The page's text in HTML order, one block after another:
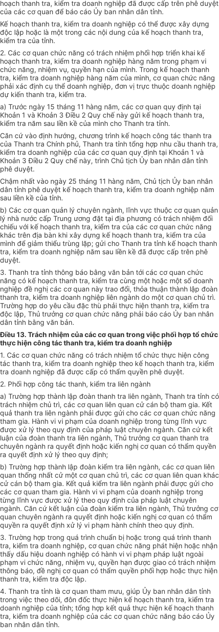
hoạch thanh tra, kiểm tra doanh nghiệp đã được cấp trên phê duyệt
của các cơ quan để báo cáo Ủy ban nhân dân tỉnh.
Kế hoạch thanh tra, kiểm tra doanh nghiệp có thể được xây dựng
độc lập hoặc là một trong các nội dung của kế hoạch thanh tra,
kiểm tra của tỉnh.
2. Các cơ quan chức năng có trách nhiệm phối hợp triển khai kế
hoạch thanh tra, kiểm tra doanh nghiệp hàng năm trong phạm vi
chức năng, nhiệm vụ, quyền hạn của mình. Trong kế hoạch thanh
tra, kiểm tra doanh nghiệp hàng năm của mình, cơ quan chức năng
phải xác định cụ thể doanh nghiệp, đơn vị trực thuộc doanh nghiệp
dự kiến thanh tra, kiểm tra.
a) Trước ngày 15 tháng 11 hàng năm, các cơ quan quy định tại
Khoản 1 và Khoản 3 Điều 2 Quy chế này gửi kế hoạch thanh tra,
kiểm tra năm sau liền kề của mình cho Thanh tra tỉnh.
Căn cứ vào định hướng, chương trình kế hoạch công tác thanh tra
của Thanh tra Chính phủ, Thanh tra tỉnh tổng hợp nhu cầu thanh tra,
kiểm tra doanh nghiệp của các cơ quan quy định tại Khoản 1 và
Khoản 3 Điều 2 Quy chế này, trình Chủ tịch Ủy ban nhân dân tỉnh
phê duyệt.
Chậm nhất vào ngày 25 tháng 11 hàng năm, Chủ tịch Ủy ban nhân
dân tỉnh phê duyệt kế hoạch thanh tra, kiểm tra doanh nghiệp năm
sau liền kề của tỉnh.
b) Các cơ quan quản lý chuyên ngành, lĩnh vực thuộc cơ quan quản
lý nhà nước cấp Trung ương đặt tại địa phương có trách nhiệm đối
chiếu với kế hoạch thanh tra, kiểm tra của các cơ quan chức năng
khác trên địa bàn khi xây dựng kế hoạch thanh tra, kiểm tra của
mình để giảm thiểu trùng lặp; gửi cho Thanh tra tỉnh kế hoạch thanh
tra, kiểm tra doanh nghiệp năm sau liền kề đã được cấp trên phê
duyệt.
3. Thanh tra tỉnh thông báo bằng văn bản tới các cơ quan chức
năng có kế hoạch thanh tra, kiểm tra cùng một hoặc một sốdoanh
nghiệp đề nghị các cơ quan này trao đổi, thỏa thuận thành lập đoàn
thanh tra, kiểm tra doanh nghiệp liên ngành do một cơ quan chủ trì.
Trường hợp do yêu cầu đặc thù phải thực hiện thanh tra, kiểm tra
độc lập, Thủ trưởng cơ quan chức năng phải báo cáo Ủy ban nhân
dân tỉnh bằng văn bản.
Điều 13. Trách nhiệm của các cơ quan trong việc phối hợp tổ chức
thực hiện công tác thanh tra, kiểm tra doanh nghiệp
1. Các cơ quan chức năng có trách nhiệm tổ chức thực hiện công
tác thanh tra, kiểm tra doanh nghiệp theo kế hoạch thanh tra, kiểm
tra doanh nghiệp đã được cấp có thẩm quyền phê duyệt.
2. Phối hợp công tác thanh, kiểm tra liên ngành
a) Trường hợp thành lập đoàn thanh tra liên ngành, Thanh tra tỉnh có
trách nhiệm chủ trì, các cơ quan liên quan cử cán bộ tham gia. Kết
quả thanh tra liên ngành phải được gửi cho các cơ quan chức năng
tham gia. Hành vi vi phạm của doanh nghiệp trong từng lĩnh vực
được xử lý theo quy định của pháp luật chuyên ngành. Căn cứ kết
luận của đoàn thanh tra liên ngành, Thủ trưởng cơ quan thanh tra
chuyên ngành ra quyết định hoặc kiến nghị cơ quan có thẩm quyền
ra quyết định xử lý theo quy định;
b) Trường hợp thành lập đoàn kiểm tra liên ngành, các cơ quan liên
quan thống nhất cử một cơ quan chủ trì, các cơ quan liên quan khác
cử cán bộ tham gia. Kết quả kiểm tra liên ngành phải được gửi cho
các cơ quan tham gia. Hành vi vi phạm của doanh nghiệp trong
từng lĩnh vực được xử lý theo quy định của pháp luật chuyên
ngành. Căn cứ kết luận của đoàn kiểm tra liên ngành, Thủ trưởng cơ
quan chuyên ngành ra quyết định hoặc kiến nghị cơ quan có thẩm
quyền ra quyết định xử lý vi phạm hành chính theo quy định.
3. Trường hợp trong quá trình chuẩn bị hoặc trong quá trình thanh
tra, kiểm tra doanh nghiệp, cơ quan chức năng phát hiện hoặc nhận
thấy dấu hiệu doanh nghiệp có hành vi vi phạm pháp luật ngoài
phạm vi chức năng, nhiệm vụ, quyền hạn được giao có trách nhiệm
thông báo, đề nghị cơ quan có thẩm quyền phối hợp hoặc thực hiện
thanh tra, kiểm tra độc lập.
4. Thanh tra tỉnh là cơ quan tham mưu, giúp Ủy ban nhân dân tỉnh
trong việc theo dõi, đôn đốc thực hiện kế hoạch thanh tra, kiểm tra
doanh nghiệp của tỉnh; tổng hợp kết quả thực hiện kế hoạch thanh
tra, kiểm tra doanh nghiệp của các cơ quan chức năng báo cáo Ủy
ban nhân dân tỉnh.